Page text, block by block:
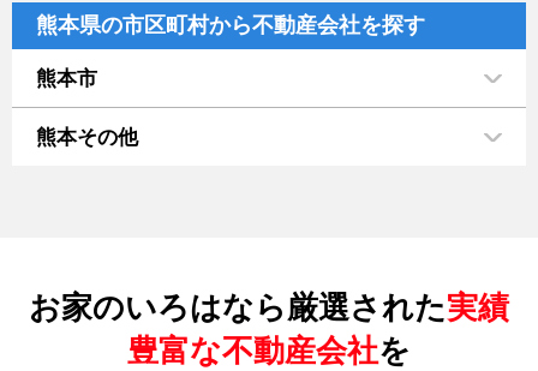
熊本県の市区町村から不動産会社を探す
熊本市
熊本その他
お家のいろはなら厳選された実績
豊富な不動産会社を